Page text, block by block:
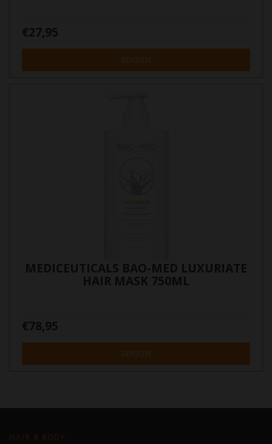
€27,95
BEKIJKEN
MEDICEUTICALS BAO-MED LUXURIATE
HAIR MASK 750ML
€78,95
BEKIJKEN
HAIR & BODY